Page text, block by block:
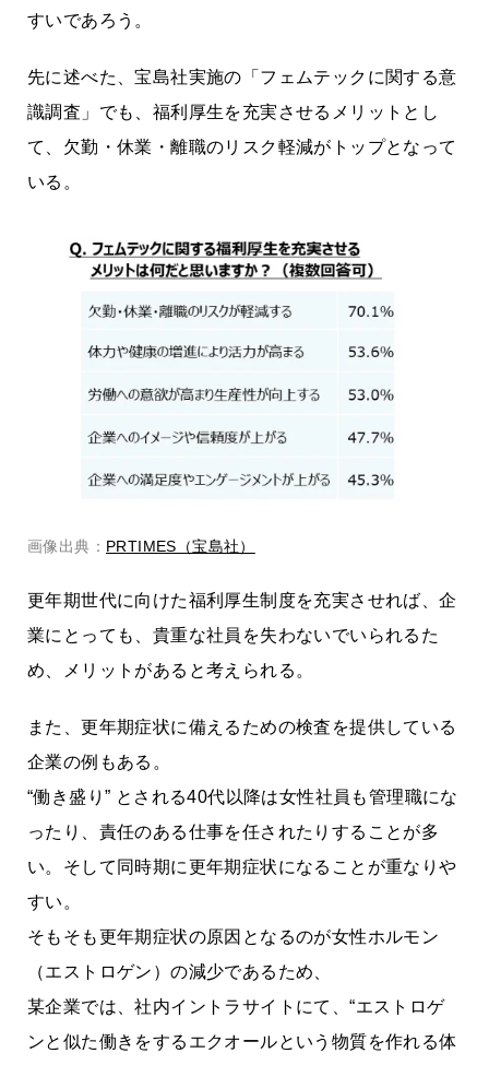
すいであろう。
先に述べた、宝島社実施の「フェムテックに関する意
識調査」でも、福利厚生を充実させるメリットとし
て、欠勤・休業・離職のリスク軽減がトップとなって
いる。
画像出典： PRTIMES（宝島社）
更年期世代に向けた福利厚生制度を充実させれば、企
業にとっても、貴重な社員を失わないでいられるた
め、メリットがあると考えられる。
また、更年期症状に備えるための検査を提供している
企業の例もある。
“働き盛り” とされる40代以降は女性社員も管理職にな
ったり、責任のある仕事を任されたりすることが多
い。そして同時期に更年期症状になることが重なりや
すい。
そもそも更年期症状の原因となるのが女性ホルモン
（エストロゲン）の減少であるため、
某企業では、社内イントラサイトにて、“エストロゲ
ンと似た働きをするエクオールという物質を作れる体